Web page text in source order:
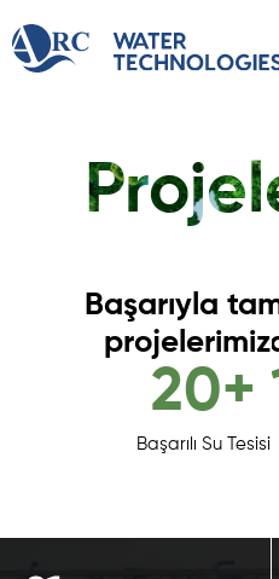
Başarıyla
20+
Başarılı Su Tesisi